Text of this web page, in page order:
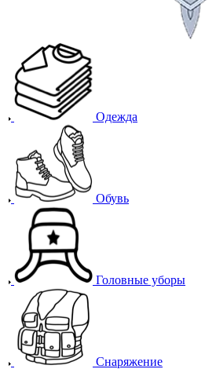
Одежда
Обувь
Головные уборы
Снаряжение